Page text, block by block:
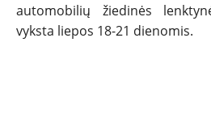
automobilių žiedinės
vyksta liepos 18-21 dienomis.